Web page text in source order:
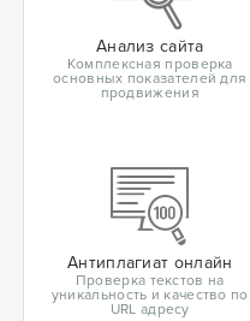
Анализ сайта
Комплексная проверка
основных показателей для
продвижения
Антиплагиат онлайн
Проверка текстов на
уникальность и качество по
URL адресу